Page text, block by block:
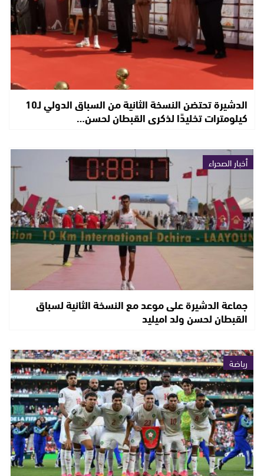
الدشيرة تحتضن النسخة الثانية من السباق الدولي لـ10
كيلومترات تخليدًا لذكرى القبطان لحسن…
أخبار الصحراء
جماعة الدشيرة على موعد مع النسخة الثانية لسباق
القبطان لحسن ولد اميليد
رياضة